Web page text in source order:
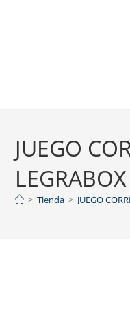
JUEGO
> Tienda > JUEGO